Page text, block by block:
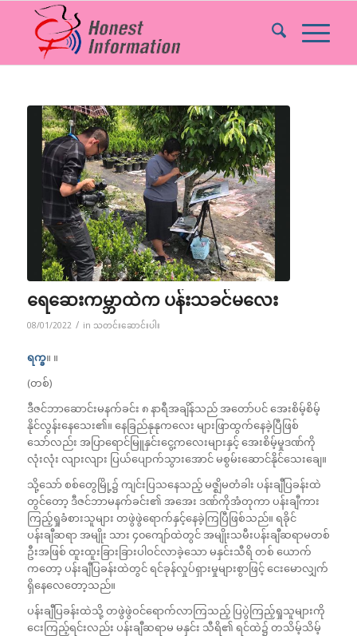
ရေဆေးကမ္ဘာထဲက ပန်းသခင်မလေး
08/01/2022 / in သတင်းဆောင်းပါး
ရက္ခ။ ။
(တစ်)
ဒီဇင်ဘာဆောင်းမနက်ခင်း ၈ နာရီအချိန်သည် အတော်ပင် အေးစိမ့်စိမ့်
နိုင်လွန်းနေသေး၏။ နေခြည်နုနုကလေး များဖြာထွက်နေခဲ့ပြီဖြစ်
သော်လည်း အပြာရောင်မြူနှင်းငွေ့ကလေးများနှင့် အေးစိမ့်မှုဒဏ်ကို
လုံးလုံး လျားလျား ပြယ်ပျောက်သွားအောင် မစွမ်းဆောင်နိုင်သေးချေ။
သို့သော် စစ်တွေမြို့၌ ကျင်းပြသနေသည့် မဇ္ဈိမတံခါး ပန်းချီပြခန်းထဲ
တွင်တော့ ဒီဇင်ဘာမနက်ခင်း၏ အအေး ဒဏ်ကိုအံတုကာ ပန်းချီကား
ကြည့်ရှုခံစားသူများ တဖွဲဖွဲရောက်နှင့်နေခဲ့ကြပြီဖြစ်သည်။ ရခိုင်
ပန်းချီဆရာ အမျိုး သား ၄၀ကျော်ထဲတွင် အမျိုးသမီးပန်းချီဆရာမတစ်
ဦးအဖြစ် ထူးထူးခြားခြားပါဝင်လာခဲ့သော မနှင်းသီရိ တစ် ယောက်
ကတော့ ပန်းချီပြခန်းထဲတွင် ရင်ခုန်လှုပ်ရှားမှုများစွာဖြင့် ငေးမောလျှက်
ရှိနေလေတော့သည်။
ပန်းချီပြခန်းထဲသို့ တဖွဲဖွဲဝင်ရောက်လာကြသည့် ပြပွဲကြည့်ရှုသူများကို
ငေးကြည့်ရင်းလည်း ပန်းချီဆရာမ မနှင်း သီရိ၏ ရင်ထဲ၌ တသိမ့်သိမ့်